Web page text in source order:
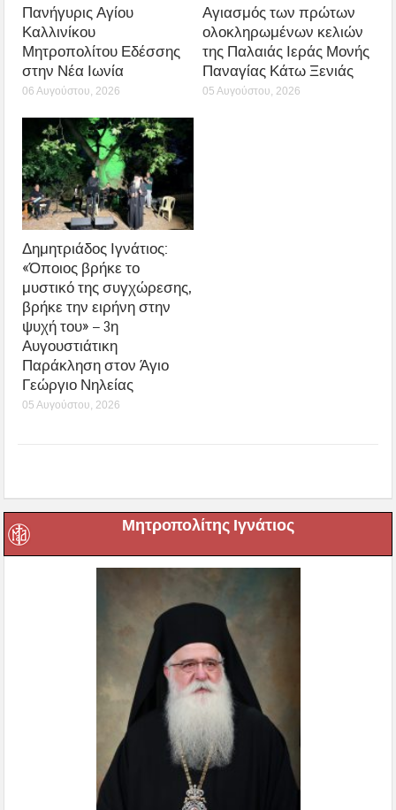
Πανήγυρις Αγίου
Καλλινίκου
Μητροπολίτου Εδέσσης
στην Νέα Ιωνία
06 Αυγούστου, 2026
Αγιασμός των πρώτων
ολοκληρωμένων κελιών
της Παλαιάς Ιεράς Μονής
Παναγίας Κάτω Ξενιάς
05 Αυγούστου, 2026
Δημητριάδος Ιγνάτιος:
«Όποιος βρήκε το
μυστικό της συγχώρεσης,
βρήκε την ειρήνη στην
ψυχή του» – 3η
Αυγουστιάτικη
Παράκληση στον Άγιο
Γεώργιο Νηλείας
05 Αυγούστου, 2026
Μητροπολίτης Ιγνάτιος